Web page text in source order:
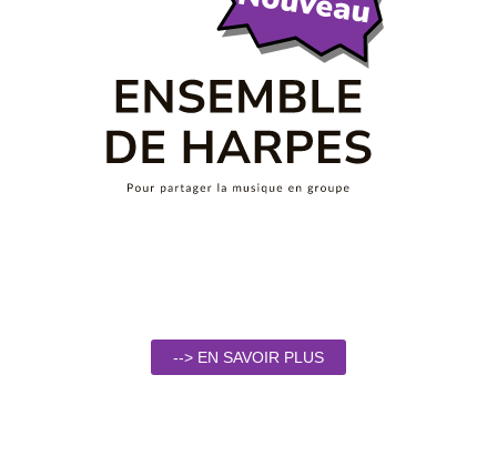
--> EN SAVOIR PLUS